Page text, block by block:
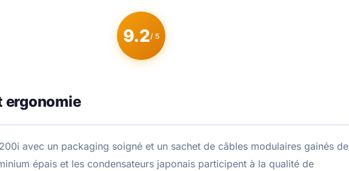
9.2/ 5
ergonomie
avec un packaging soigné et un sachet de câbles modulaires gainés de
épais et les condensateurs japonais participent à la qualité de